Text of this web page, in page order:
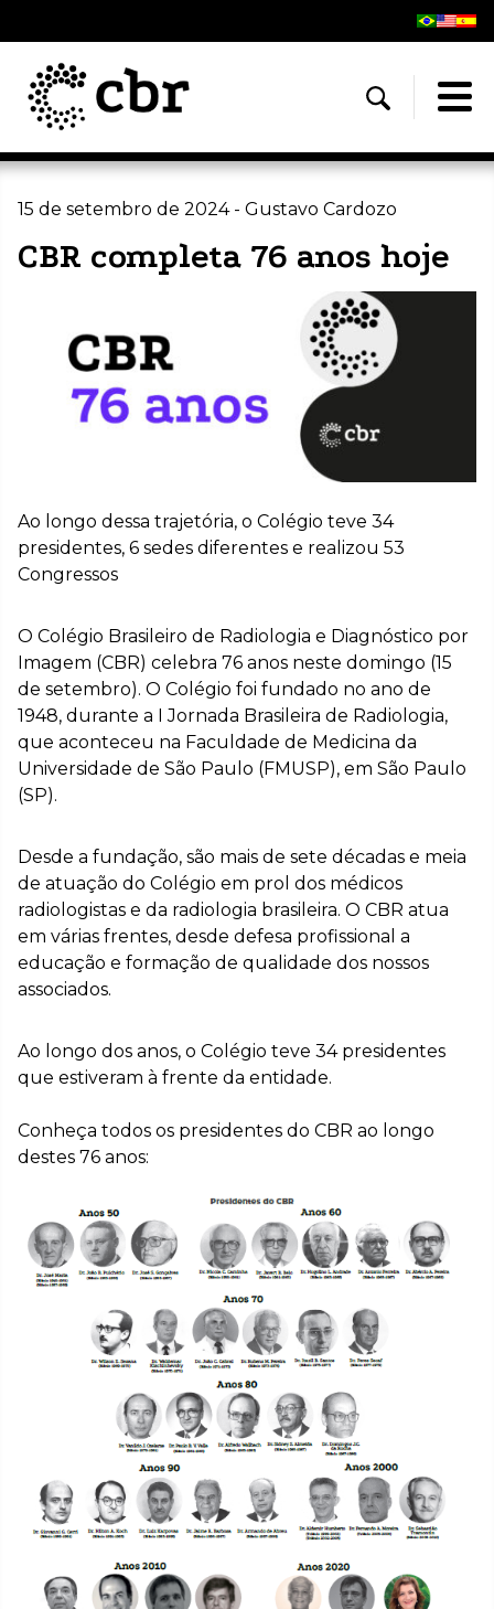
15 de setembro de 2024 - Gustavo Cardozo
CBR completa 76 anos hoje
Ao longo dessa trajetória, o Colégio teve 34
presidentes, 6 sedes diferentes e realizou 53
Congressos
O Colégio Brasileiro de Radiologia e Diagnóstico por
Imagem (CBR) celebra 76 anos neste domingo (15
de setembro). O Colégio foi fundado no ano de
1948, durante a I Jornada Brasileira de Radiologia,
que aconteceu na Faculdade de Medicina da
Universidade de São Paulo (FMUSP), em São Paulo
(SP).
Desde a fundação, são mais de sete décadas e meia
de atuação do Colégio em prol dos médicos
radiologistas e da radiologia brasileira. O CBR atua
em várias frentes, desde defesa profissional a
educação e formação de qualidade dos nossos
associados.
Ao longo dos anos, o Colégio teve 34 presidentes
que estiveram à frente da entidade.
Conheça todos os presidentes do CBR ao longo
destes 76 anos: